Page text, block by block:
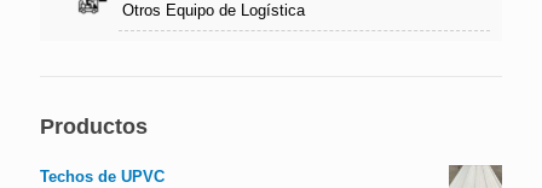
Otros Equipo de Logística
Productos
Techos de UPVC